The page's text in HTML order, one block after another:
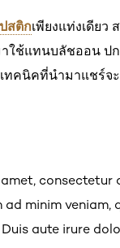
สติกเพียงแท่งเดียว
าใช้แทนบลัชออน
ทคนิคที่นำมาแชร์
ad minim
aute irure